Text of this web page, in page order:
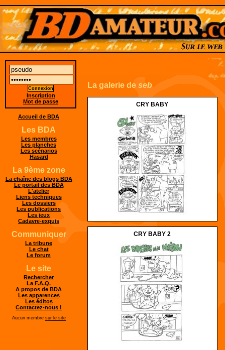
La galerie de seb
CRY BABY
CRY BABY 2
Inscription
Mot de passe
Accueil de BDA
Les BDA
Les membres
Les planches
Les scénarios
Hasard
La 9ème zone
La chaîne des blogs BDA
Le portail des BDA
L'atelier
Liens techniques
Les dossiers
Les publications
Les jeux
Cadavre-exquis
Communiquer
La tribune
Le chat
Le forum
Le site
Rechercher
La F.A.Q.
A propos de BDA
Les apparences
Les éditos
Contactez-nous !
Aucun membre sur le site